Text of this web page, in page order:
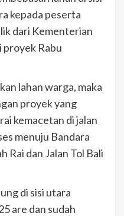
kepada peserta
dari Kementerian
proyek Rabu
lahan warga, maka
proyek yang
kemacetan di jalan
menuju Bandara
Rai dan Jalan Tol Bali
di sisi utara
are dan sudah